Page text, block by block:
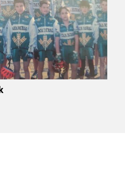
cookie teknologiaz
gero, teknologia hori
ematen diguzu.Gehiago